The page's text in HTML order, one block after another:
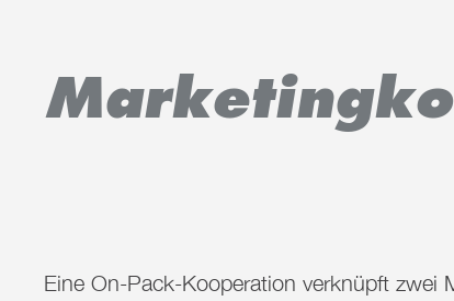
Eine On-Pack-Kooperation verknüpft zwei